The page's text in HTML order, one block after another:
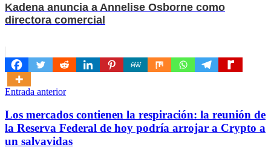
Kadena anuncia a Annelise Osborne como
directora comercial
Navegación
de
entradas
Entrada anterior
Los mercados contienen la respiración: la reunión de
la Reserva Federal de hoy podría arrojar a Crypto a
un salvavidas